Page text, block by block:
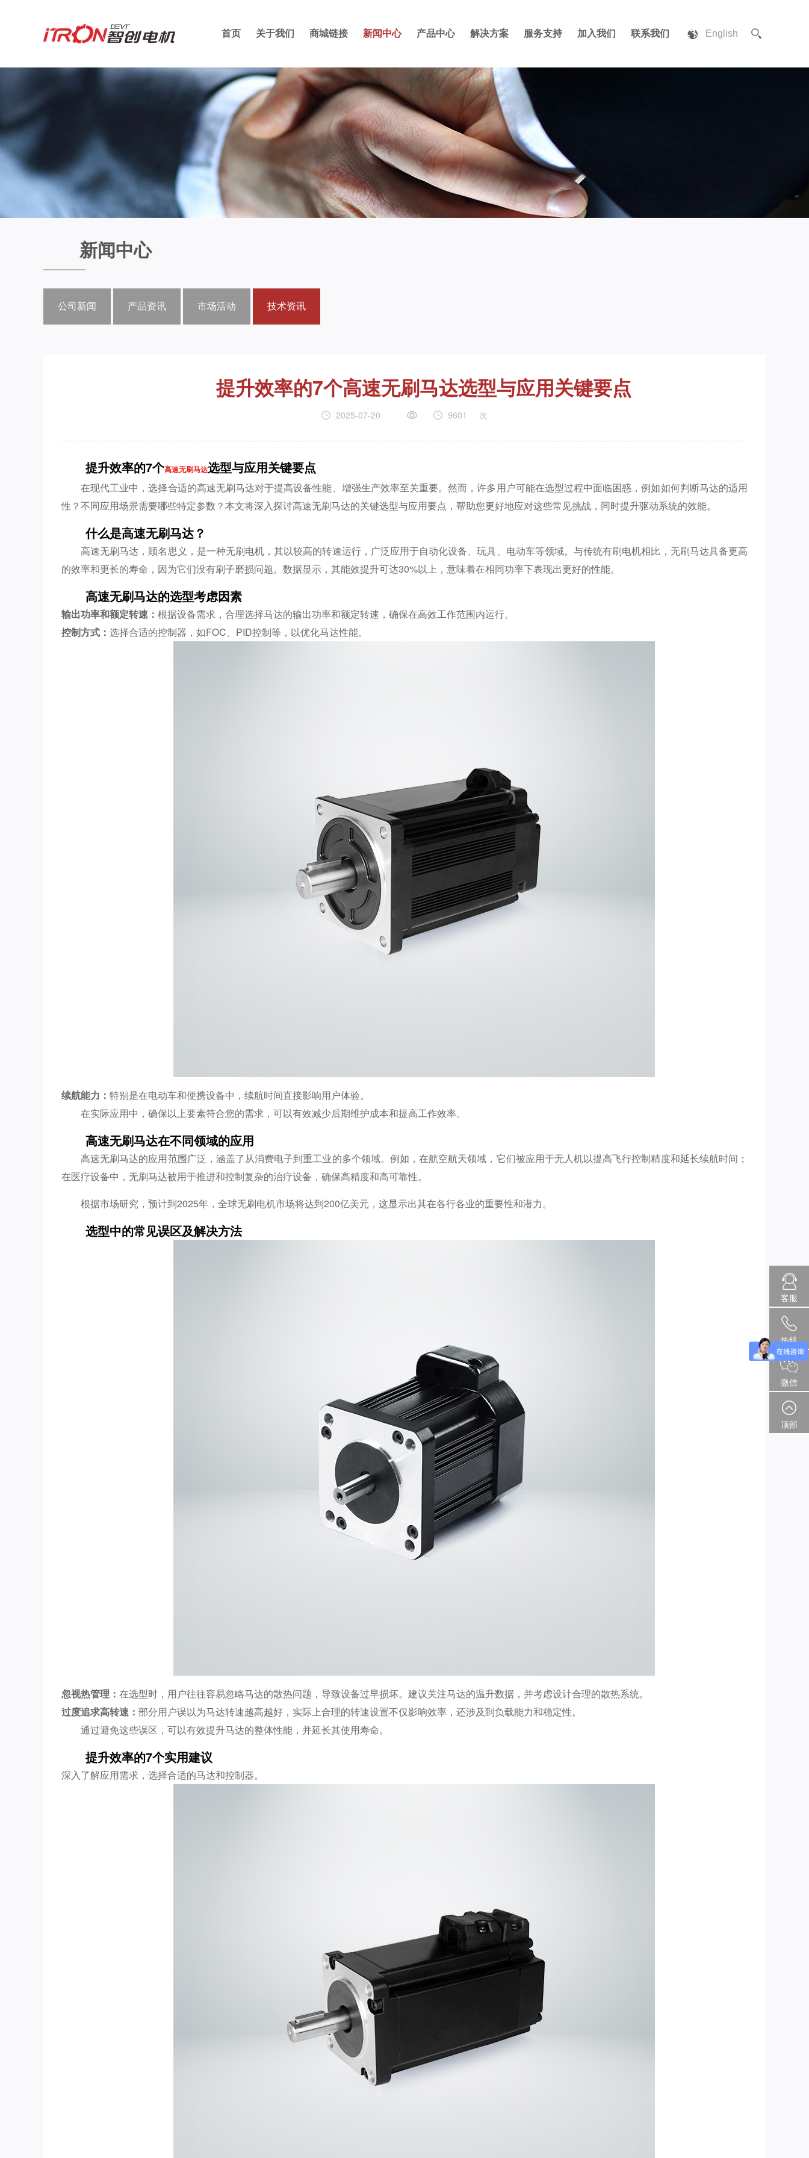
首页 关于我们 商城链接 新闻中心 产品中心 解决方案 服务支持 加入我们 联系我们 English
新闻中心
公司新闻 产品资讯 市场活动 技术资讯
提升效率的7个高速无刷马达选型与应用关键要点
2025-07-20 9601 次
提升效率的7个高速无刷马达选型与应用关键要点
在现代工业中，选择合适的高速无刷马达对于提高设备性能、增强生产效率至关重要。然而，许多用户可能在选型过程中面临困惑，例如如何判断马达的适用
性？不同应用场景需要哪些特定参数？本文将深入探讨高速无刷马达的关键选型与应用要点，帮助您更好地应对这些常见挑战，同时提升驱动系统的效能。
什么是高速无刷马达？
高速无刷马达，顾名思义，是一种无刷电机，其以较高的转速运行，广泛应用于自动化设备、玩具、电动车等领域。与传统有刷电机相比，无刷马达具备更高
的效率和更长的寿命，因为它们没有刷子磨损问题。数据显示，其能效提升可达30%以上，意味着在相同功率下表现出更好的性能。
高速无刷马达的选型考虑因素
输出功率和额定转速： 根据设备需求，合理选择马达的输出功率和额定转速，确保在高效工作范围内运行。
控制方式： 选择合适的控制器，如FOC、PID控制等，以优化马达性能。
续航能力： 特别是在电动车和便携设备中，续航时间直接影响用户体验。
在实际应用中，确保以上要素符合您的需求，可以有效减少后期维护成本和提高工作效率。
高速无刷马达在不同领域的应用
高速无刷马达的应用范围广泛，涵盖了从消费电子到重工业的多个领域。例如，在航空航天领域，它们被应用于无人机以提高飞行控制精度和延长续航时间；
在医疗设备中，无刷马达被用于推进和控制复杂的治疗设备，确保高精度和高可靠性。
根据市场研究，预计到2025年，全球无刷电机市场将达到200亿美元，这显示出其在各行各业的重要性和潜力。
选型中的常见误区及解决方法
忽视热管理： 在选型时，用户往往容易忽略马达的散热问题，导致设备过早损坏。建议关注马达的温升数据，并考虑设计合理的散热系统。
过度追求高转速： 部分用户误以为马达转速越高越好，实际上合理的转速设置不仅影响效率，还涉及到负载能力和稳定性。
通过避免这些误区，可以有效提升马达的整体性能，并延长其使用寿命。
提升效率的7个实用建议
深入了解应用需求，选择合适的马达和控制器。
客服
热线
微信
顶部